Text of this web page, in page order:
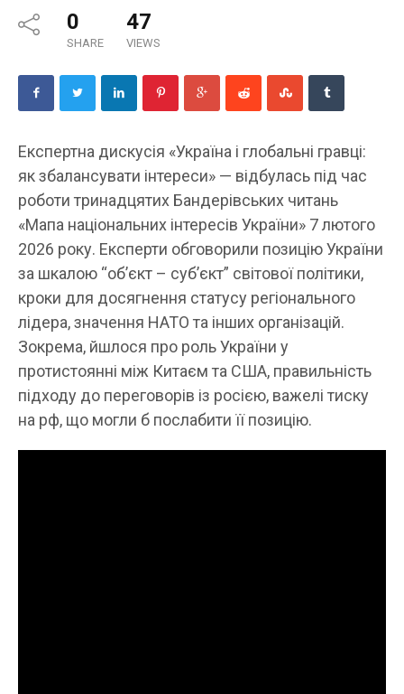
0
SHARE
47
VIEWS
Експертна дискусія «Україна і глобальні гравці:
як збалансувати інтереси» — відбулась під час
роботи тринадцятих Бандерівських читань
«Мапа національних інтересів України» 7 лютого
2026 року. Експерти обговорили позицію України
за шкалою “об’єкт – суб’єкт” світової політики,
кроки для досягнення статусу регіонального
лідера, значення НАТО та інших організацій.
Зокрема, йшлося про роль України у
протистоянні між Китаєм та США, правильність
підходу до переговорів із росією, важелі тиску
на рф, що могли б послабити її позицію.